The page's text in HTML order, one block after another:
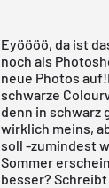
Eyöööö, da ist
noch als
neue Photos
schwarze
denn in schwarz
wirklich meins,
soll -zumindest
Sommer
besser?